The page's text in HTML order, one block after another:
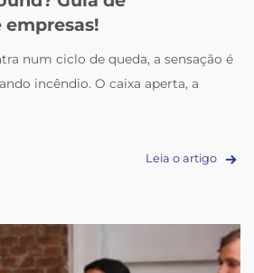
empresas!
num ciclo de queda, a sensação é
incêndio. O caixa aperta, a
Leia o artigo